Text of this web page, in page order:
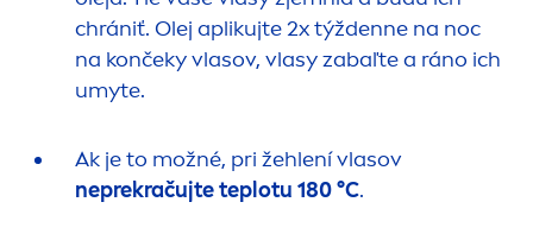
chrániť. Olej aplikujte 2x týždenne na noc
na končeky vlasov, vlasy zabaľte a ráno ich
umyte.
Ak je to možné, pri žehlení vlasov
neprekračujte teplotu 180 °C.